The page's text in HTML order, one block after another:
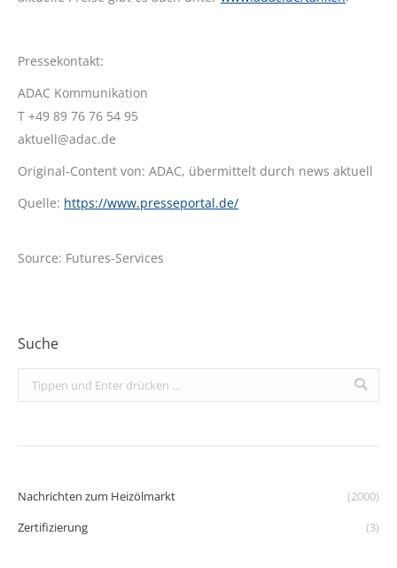
Pressekontakt:
ADAC Kommunikation
T +49 89 76 76 54 95
aktuell@adac.de
Original-Content von: ADAC, übermittelt durch news aktuell
Quelle: https://www.presseportal.de/
Source: Futures-Services
Suche
Search:
Nachrichten zum Heizölmarkt
(2000)
Zertifizierung
(3)